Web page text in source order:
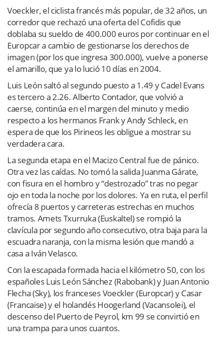
Voeckler, el ciclista francés más popular, de 32 años, un
corredor que rechazó una oferta del Cofidis que
doblaba su sueldo de 400.000 euros por continuar en el
Europcar a cambio de gestionarse los derechos de
imagen (por los que ingresa 300.000), vuelve a ponerse
el amarillo, que ya lo lució 10 días en 2004.
Luis León saltó al segundo puesto a 1.49 y Cadel Evans
es tercero a 2.26. Alberto Contador, que volvió a
caerse, continúa en el margen del minuto y medio
respecto a los hermanos Frank y Andy Schleck, en
espera de que los Pirineos les obligue a mostrar su
verdadera cara.
La segunda etapa en el Macizo Central fue de pánico.
Otra vez las caídas. No tomó la salida Juanma Gárate,
con fisura en el hombro y “destrozado” tras no pegar
ojo en toda la noche por los dolores. Ya en ruta, el perfil
ofrecía 8 puertos y carreteras estrechas en muchos
tramos. Amets Txurruka (Euskaltel) se rompió la
clavícula por segundo año consecutivo, otra baja para la
escuadra naranja, con la misma lesión que mandó a
casa a Iván Velasco.
Con la escapada formada hacia el kilómetro 50, con los
españoles Luis León Sánchez (Rabobank) y Juan Antonio
Flecha (Sky), los franceses Voeckler (Europcar) y Casar
(Francaise) y el holandés Hoogerland (Vacansolei), el
descenso del Puerto de Peyrol, km 99 se convirtió en
una trampa para unos cuantos.